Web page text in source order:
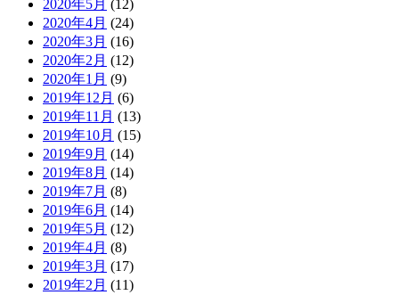
2020年5月 (12)
2020年4月 (24)
2020年3月 (16)
2020年2月 (12)
2020年1月 (9)
2019年12月 (6)
2019年11月 (13)
2019年10月 (15)
2019年9月 (14)
2019年8月 (14)
2019年7月 (8)
2019年6月 (14)
2019年5月 (12)
2019年4月 (8)
2019年3月 (17)
2019年2月 (11)